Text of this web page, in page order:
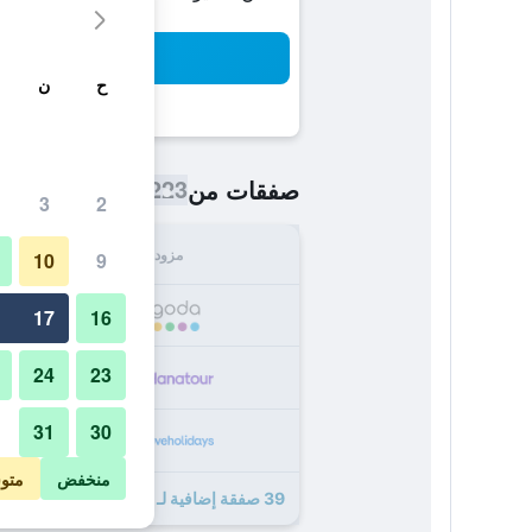
صفقات من223 ﷼
مزود
39 صفقة إضافية لـ أنجا بيتش ريزورت آند سبا
ح ن
2
3
9
10
16
17
23
24
30
31
منخفض